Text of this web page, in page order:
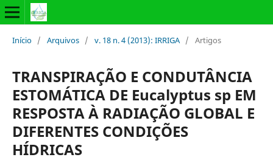
Início / Arquivos / v. 18 n. 4 (2013): IRRIGA / Artigos
TRANSPIRAÇÃO E CONDUTÂNCIA
ESTOMÁTICA DE Eucalyptus sp EM
RESPOSTA À RADIAÇÃO GLOBAL E
DIFERENTES CONDIÇÕES
HÍDRICAS